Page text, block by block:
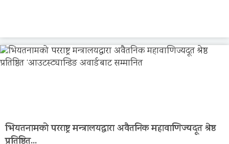
भियतनामको परराष्ट्र मन्त्रालयद्वारा अवैतनिक महावाणिज्यदूत श्रेष्ठ